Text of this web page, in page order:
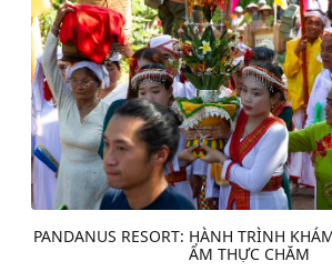
PANDANUS RESORT: HÀNH TRÌNH
ẨM THỰC CHĂM